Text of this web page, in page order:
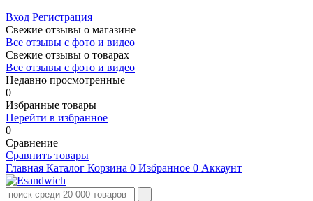
Вход Регистрация
Свежие отзывы о магазине
Все отзывы с фото и видео
Свежие отзывы о товарах
Все отзывы c фото и видео
Недавно просмотренные
0
Избранные товары
Перейти в избранное
0
Сравнение
Сравнить товары
Главная Каталог Корзина 0 Избранное 0 Аккаунт